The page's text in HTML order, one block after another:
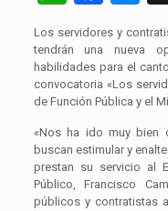
Los servidores y
tendrán una nueva
habilidades para el
convocatoria «Los
de Función Pública y el
«Nos ha ido muy bien
buscan estimular y
prestan su servicio al
Público, Francisco
públicos y contratistas